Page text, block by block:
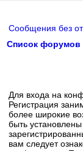
Сообщения без
Список форумов
Для входа на
Регистрация
более широкие
быть
вам следует